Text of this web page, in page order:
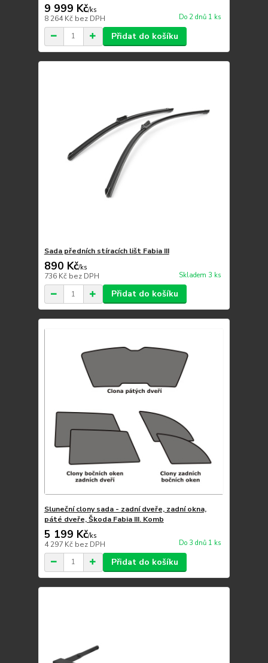
9 999 Kč/ks
8 264 Kč bez DPH Do 2 dnů 1 ks
Přidat do košíku
Sada předních stíracích lišt Fabia III
890 Kč/ks
736 Kč bez DPH Skladem 3 ks
Přidat do košíku
Sluneční clony sada - zadní dveře, zadní okna,
páté dveře, Škoda Fabia III. Komb
5 199 Kč/ks
4 297 Kč bez DPH Do 3 dnů 1 ks
Přidat do košíku